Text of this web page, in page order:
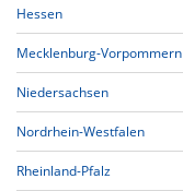
Hessen
Mecklenburg-Vorpommern
Niedersachsen
Nordrhein-Westfalen
Rheinland-Pfalz